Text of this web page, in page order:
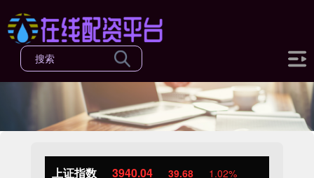
上证指数 3940.04 39.68 1.02%